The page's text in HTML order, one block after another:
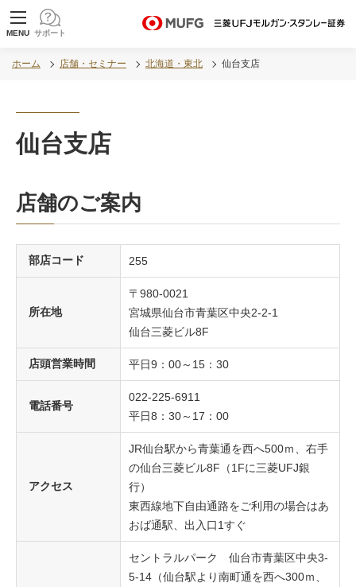
MUFG 世界が進むチカラになる。 三菱ＵＦＪモル
MENU サポート
ホーム 店舗・セミナー 北海道・東北 仙台支店
仙台支店
店舗のご案内
部店コード 255
所在地
〒980-0021
宮城県仙台市青葉区中央2-2-1
仙台三菱ビル8F
店頭営業時間 平日9：00～15：30
電話番号
022-225-6911
平日8：30～17：00
アクセス
JR仙台駅から青葉通を西へ500ｍ、右手
の仙台三菱ビル8F（1Fに三菱UFJ銀
行）
東西線地下自由通路をご利用の場合はあ
おば通駅、出入口1すぐ
セントラルパーク 仙台市青葉区中央3-
5-14（仙台駅より南町通を西へ300ｍ、